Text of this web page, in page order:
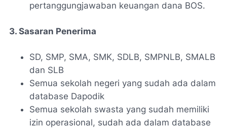
pertanggungjawaban keuangan dana BOS.
3. Sasaran Penerima
SD, SMP, SMA, SMK, SDLB, SMPNLB, SMALB
dan SLB
Semua sekolah negeri yang sudah ada dalam
database Dapodik
Semua sekolah swasta yang sudah memiliki
izin operasional, sudah ada dalam database